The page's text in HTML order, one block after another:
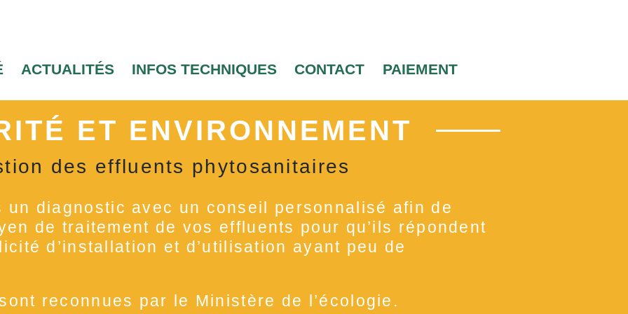
ACTUALITÉS INFOS TECHNIQUES CONTACT PAIEMENT
ET ENVIRONNEMENT
des effluents phytosanitaires
un diagnostic avec un conseil personnalisé afin de
de traitement de vos effluents pour qu’ils répondent
d’installation et d’utilisation ayant peu de
reconnues par le Ministère de l’écologie.